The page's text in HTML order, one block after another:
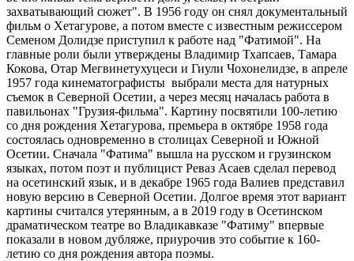
захватывающий сюжет". В 1956 году он снял документальный
фильм о Хетагурове, а потом вместе с известным режиссером
Семеном Долидзе приступил к работе над "Фатимой". На
главные роли были утверждены Владимир Тхапсаев, Тамара
Кокова, Отар Мегвинетухуцеси и Гиули Чохонелидзе, в апреле
1957 года кинематографисты выбрали места для натурных
съемок в Северной Осетии, а через месяц началась работа в
павильонах "Грузия-фильма". Картину посвятили 100-летию
со дня рождения Хетагурова, премьера в октябре 1958 года
состоялась одновременно в столицах Северной и Южной
Осетии. Сначала "Фатима" вышла на русском и грузинском
языках, потом поэт и публицист Реваз Асаев сделал перевод
на осетинский язык, и в декабре 1965 года Валиев представил
новую версию в Северной Осетии. Долгое время этот вариант
картины считался утерянным, а в 2019 году в Осетинском
драматическом театре во Владикавказе "Фатиму" впервые
показали в новом дубляже, приурочив это событие к 160-
летию со дня рождения автора поэмы.